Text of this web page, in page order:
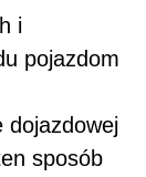
i
pojazdom
dojazdowej
sposób